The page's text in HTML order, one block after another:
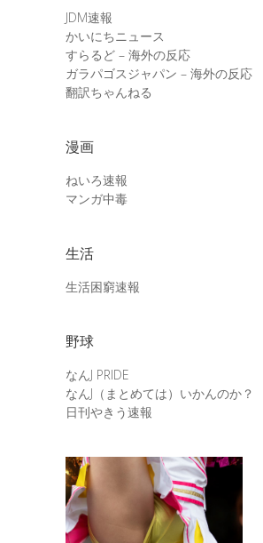
JDM速報
かいにちニュース
すらるど – 海外の反応
ガラパゴスジャパン – 海外の反応
翻訳ちゃんねる
漫画
ねいろ速報
マンガ中毒
生活
生活困窮速報
野球
なんJ PRIDE
なんJ（まとめては）いかんのか？
日刊やきう速報